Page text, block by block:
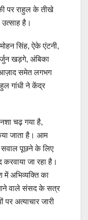
पर राहुल के तीखे
है।
सिंह, ऐके एंटनी,
खड़गे, अंबिका
आज़ाद समेत लगभग
गांधी ने केंद्र
चढ़ गया है,
जाता है। आम
सवाल पूछने के लिए
जा रहा है।
अभिव्यक्ति का
आने वाले संसद के सत्र
अत्याचार जारी